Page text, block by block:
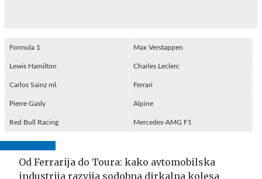
Formula 1 Max Verstappen
Lewis Hamilton Charles Leclerc
Carlos Sainz ml. Ferrari
Pierre Gasly Alpine
Red Bull Racing Mercedes-AMG F1
Od Ferrarija do Toura: kako avtomobilska
industrija razvija sodobna dirkalna kolesa